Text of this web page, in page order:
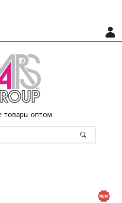
товары оптом